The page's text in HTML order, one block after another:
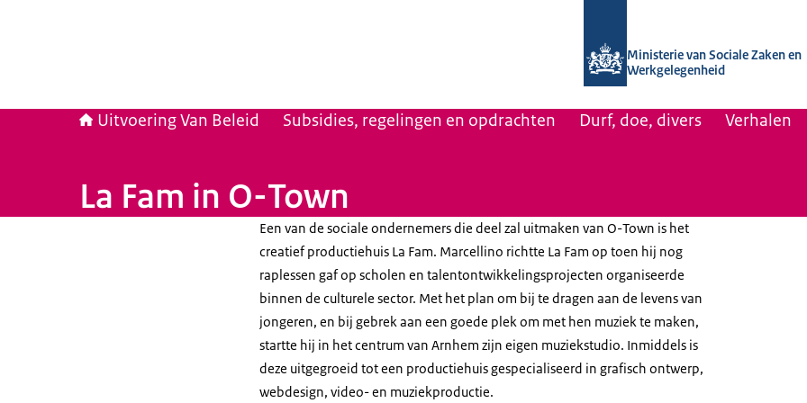
Ministerie van Sociale Zaken en
Werkgelegenheid
Uitvoering Van Beleid Subsidies, regelingen en opdrachten Durf, doe, divers Verhalen
La Fam in O-Town
Een van de sociale ondernemers die deel zal uitmaken van O-Town is het
creatief productiehuis La Fam. Marcellino richtte La Fam op toen hij nog
raplessen gaf op scholen en talentontwikkelingsprojecten organiseerde
binnen de culturele sector. Met het plan om bij te dragen aan de levens van
jongeren, en bij gebrek aan een goede plek om met hen muziek te maken,
startte hij in het centrum van Arnhem zijn eigen muziekstudio. Inmiddels is
deze uitgegroeid tot een productiehuis gespecialiseerd in grafisch ontwerp,
webdesign, video- en muziekproductie.